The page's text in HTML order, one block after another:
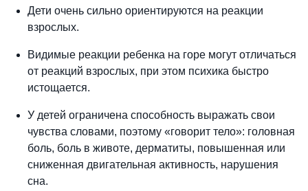
Дети очень сильно ориентируются на реакции
взрослых.
Видимые реакции ребенка на горе могут отличаться
от реакций взрослых, при этом психика быстро
истощается.
У детей ограничена способность выражать свои
чувства словами, поэтому «говорит тело»: головная
боль, боль в животе, дерматиты, повышенная или
сниженная двигательная активность, нарушения
сна.